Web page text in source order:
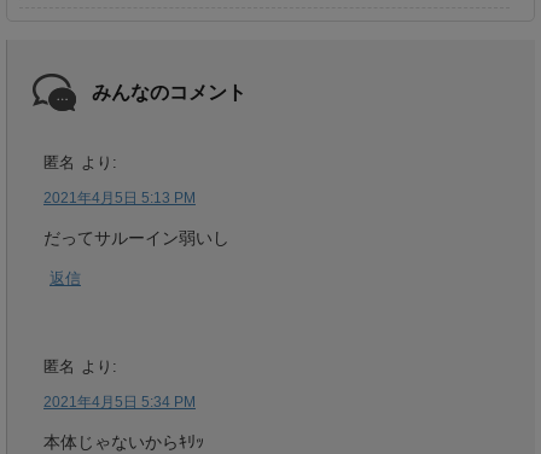
みんなのコメント
匿名 より:
2021年4月5日 5:13 PM
だってサルーイン弱いし
返信
匿名 より:
2021年4月5日 5:34 PM
本体じゃないからｷﾘｯ